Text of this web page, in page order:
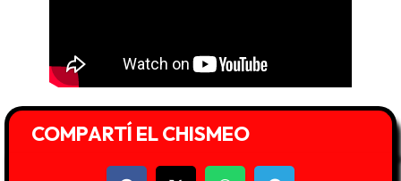
COMPARTÍ EL CHISMEO